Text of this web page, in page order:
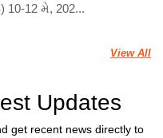
10-12 મે, 202...
View All
Updates
get recent news directly to